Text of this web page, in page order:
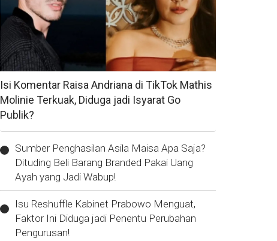
Isi Komentar Raisa Andriana di TikTok Mathis
Molinie Terkuak, Diduga jadi Isyarat Go
Publik?
Sumber Penghasilan Asila Maisa Apa Saja?
Dituding Beli Barang Branded Pakai Uang
Ayah yang Jadi Wabup!
Isu Reshuffle Kabinet Prabowo Menguat,
Faktor Ini Diduga jadi Penentu Perubahan
Pengurusan!